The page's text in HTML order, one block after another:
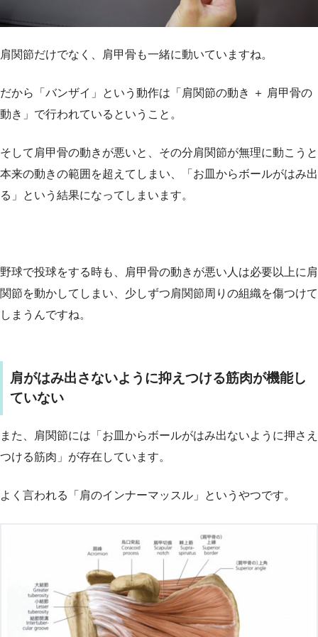
肩関節だけでなく、肩甲骨も一緒に動いていますね。
だから「バンザイ」という動作は「肩関節の動き ＋ 肩甲骨の
動き」で行われているということ。
そして肩甲骨の動きが悪いと、その分肩関節が無理に動こうと
本来の動きの範囲を超えてしまい、「お皿からボールがはみ出
る」という結果になってしまいます。
野球で投球をする時も、肩甲骨の動きが悪い人は必要以上に肩
関節を動かしてしまい、少しずつ肩関節周りの組織を傷つけて
しまうんですね。
肩がはみ出さないように抑えつける筋肉が機能し
ていない
また、肩関節には「お皿からボールがはみ出ないように押さえ
つける筋肉」が存在しています。
よく言われる「肩のインナーマッスル」というやつです。